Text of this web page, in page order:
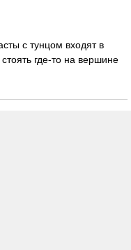
с тунцом входят в
где-то на вершине